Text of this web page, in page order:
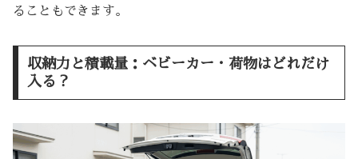
ることもできます。
収納力と積載量：ベビーカー・荷物はどれだけ
入る？